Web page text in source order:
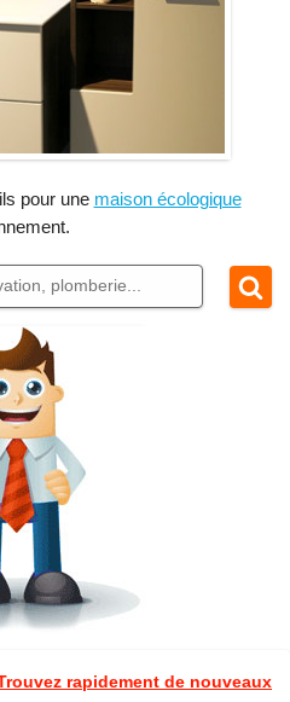
pour une maison écologique
rapidement de nouveaux